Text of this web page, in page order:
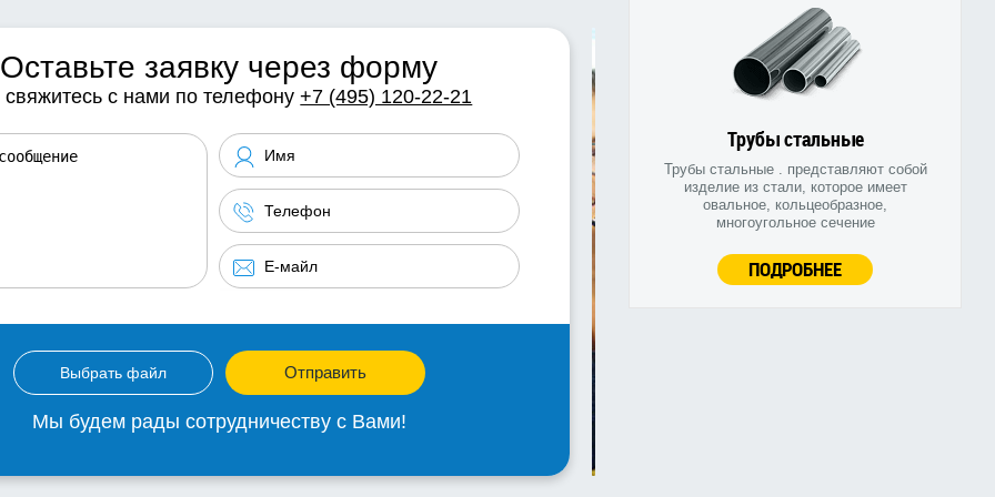
Трубы стальные
Трубы стальные . представляют собой
изделие из стали, которое имеет
овальное, кольцеобразное,
многоугольное сечение
ПОДРОБНЕЕ
Оставьте заявку через форму
свяжитесь с нами по телефону+7 (495) 120-22-21
Выбрать файл Отправить
Мы будем рады сотрудничеству с Вами!